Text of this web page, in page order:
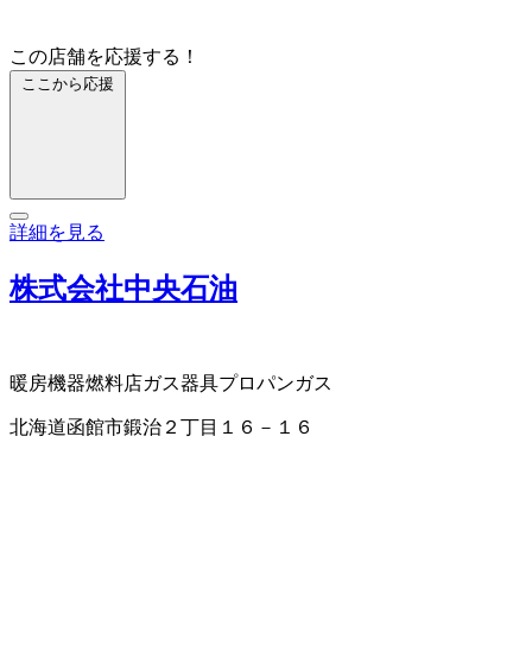
この店舗を応援する！
ここから応援
詳細を見る
株式会社中央石油
暖房機器燃料店ガス器具プロパンガス
北海道函館市鍛治２丁目１６－１６